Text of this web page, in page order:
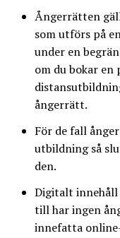
Ångerrätten
som utförs på
under en
om du bokar
ångerrätt.
För de fall
utbildning så
den.
Digitalt innehåll
till har ingen
innefatta